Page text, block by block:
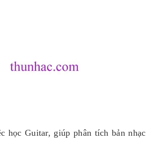
học Guitar, giúp phân tích bản nhạc